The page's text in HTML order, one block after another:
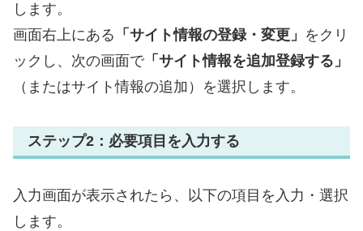
します。
画面右上にある 「サイト情報の登録・変更」 をクリ
ックし、次の画面で「サイト情報を追加登録する」
（またはサイト情報の追加）を選択します。
ステップ2：必要項目を入力する
入力画面が表示されたら、以下の項目を入力・選択
します。